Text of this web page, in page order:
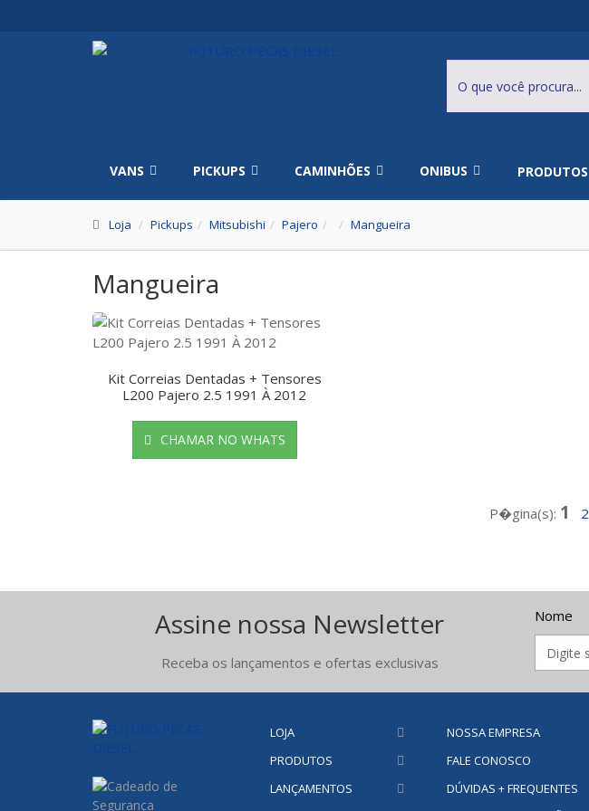
VANS PICKUPS CAMINHÕES ONIBUS PRODUTOS
Loja Pickups Mitsubishi Pajero Mangueira
Mangueira
Kit Correias Dentadas + Tensores
L200 Pajero 2.5 1991 À 2012
CHAMAR NO WHATS
P�gina(s): 1 2
Assine nossa Newsletter
Receba os lançamentos e ofertas exclusivas
Nome
LOJA
PRODUTOS
LANÇAMENTOS
NOSSA EMPRESA
FALE CONOSCO
DÚVIDAS + FREQUENTES